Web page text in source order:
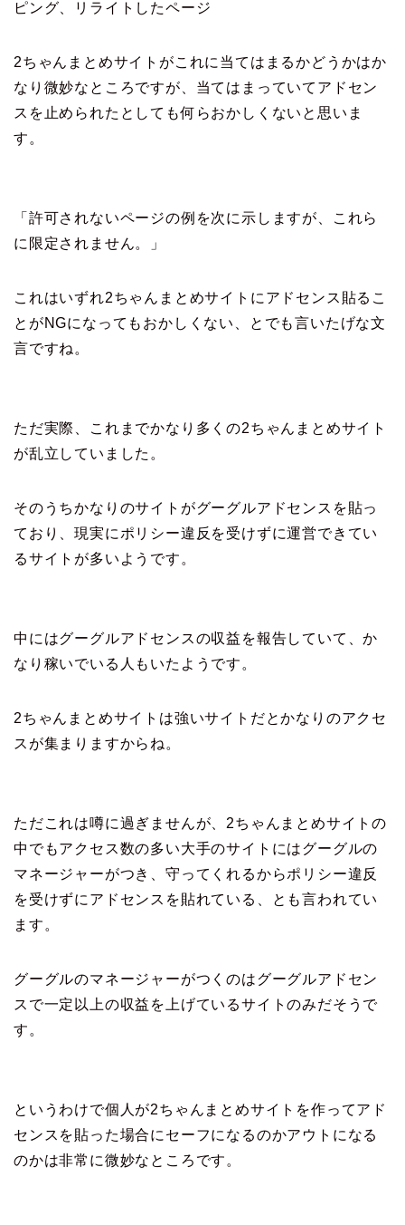
ピング、リライトしたページ
2ちゃんまとめサイトがこれに当てはまるかどうかはか
なり微妙なところですが、当てはまっていてアドセン
スを止められたとしても何らおかしくないと思いま
す。
「許可されないページの例を次に示しますが、これら
に限定されません。」
これはいずれ2ちゃんまとめサイトにアドセンス貼るこ
とがNGになってもおかしくない、とでも言いたげな文
言ですね。
ただ実際、これまでかなり多くの2ちゃんまとめサイト
が乱立していました。
そのうちかなりのサイトがグーグルアドセンスを貼っ
ており、現実にポリシー違反を受けずに運営できてい
るサイトが多いようです。
中にはグーグルアドセンスの収益を報告していて、か
なり稼いでいる人もいたようです。
2ちゃんまとめサイトは強いサイトだとかなりのアクセ
スが集まりますからね。
ただこれは噂に過ぎませんが、2ちゃんまとめサイトの
中でもアクセス数の多い大手のサイトにはグーグルの
マネージャーがつき、守ってくれるからポリシー違反
を受けずにアドセンスを貼れている、とも言われてい
ます。
グーグルのマネージャーがつくのはグーグルアドセン
スで一定以上の収益を上げているサイトのみだそうで
す。
というわけで個人が2ちゃんまとめサイトを作ってアド
センスを貼った場合にセーフになるのかアウトになる
のかは非常に微妙なところです。